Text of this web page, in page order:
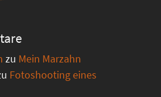
zu Mein Marzahn
Fotoshooting eines